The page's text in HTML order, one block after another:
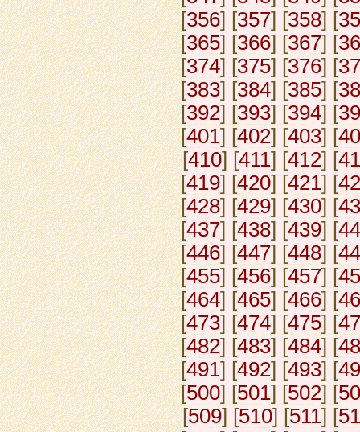
[356] [357] [358] [
[365] [366] [367] [
[374] [375] [376] [
[383] [384] [385] [
[392] [393] [394] [
[401] [402] [403] [
[410] [411] [412] [
[419] [420] [421] [
[428] [429] [430] [
[437] [438] [439] [
[446] [447] [448] [
[455] [456] [457] [
[464] [465] [466] [
[473] [474] [475] [
[482] [483] [484] [
[491] [492] [493] [
[500] [501] [502] [
[509] [510] [511] [